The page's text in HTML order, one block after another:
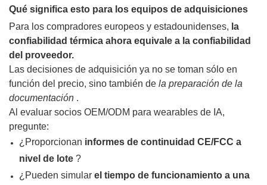
Qué significa esto para los equipos de adquisiciones
Para los compradores europeos y estadounidenses, la
confiabilidad térmica ahora equivale a la confiabilidad
del proveedor.
Las decisiones de adquisición ya no se toman sólo en
función del precio, sino también de la preparación de la
documentación .
Al evaluar socios OEM/ODM para wearables de IA,
pregunte:
¿Proporcionan informes de continuidad CE/FCC a
nivel de lote?
¿Pueden simular el tiempo de funcionamiento a una